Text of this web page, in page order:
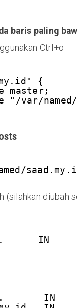
baris paling
Ctrl+o
{
master;
var/
(silahkan diubah
IN
IN